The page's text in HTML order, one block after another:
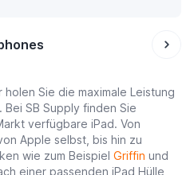
Sie die maximale Leistung
Bei SB Supply finden Sie
verfügbare iPad. Von
Apple selbst, bis hin zu
wie zum Beispiel Griffin und
einer passenden iPad Hülle